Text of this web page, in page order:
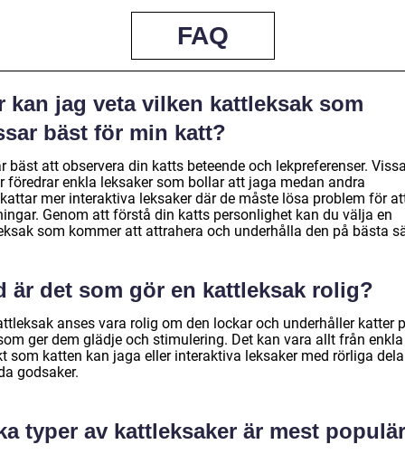
FAQ
kan jag veta vilken kattleksak som
bäst för min katt?
bäst att observera din katts beteende och lekpreferenser.
föredrar enkla leksaker som bollar att jaga medan andra
mer interaktiva leksaker där de måste lösa problem för
Genom att förstå din katts personlighet kan du välja en
som kommer att attrahera och underhålla den på bästa
är det som gör en kattleksak rolig?
anses vara rolig om den lockar och underhåller katter
ger dem glädje och stimulering. Det kan vara allt från enkla
som katten kan jaga eller interaktiva leksaker med rörliga
godsaker.
typer av kattleksaker är mest